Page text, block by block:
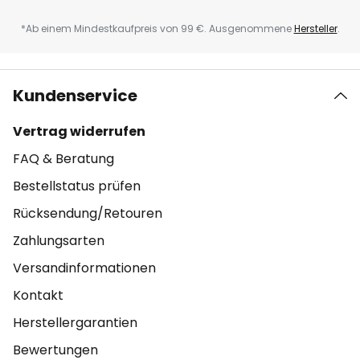
*Ab einem Mindestkaufpreis von 99 €. AusgenommeneHersteller.
Kundenservice
Vertrag widerrufen
FAQ & Beratung
Bestellstatus prüfen
Rücksendung/Retouren
Zahlungsarten
Versandinformationen
Kontakt
Herstellergarantien
Bewertungen